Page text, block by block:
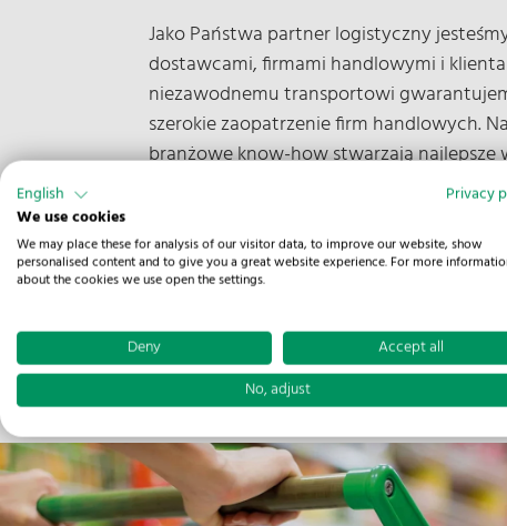
Jako Państwa partner logistyczny
dostawcami, firmami handlowymi i
niezawodnemu transportowi
szerokie zaopatrzenie firm handlowych.
branżowe know-how stwarzają najlepsze
English
Privacy
We use cookies
We may place these for analysis of our visitor data, to improve our website, show
personalised content and to give you a great website experience. For more
about the cookies we use open the settings.
Deny
Accept all
No, adjust